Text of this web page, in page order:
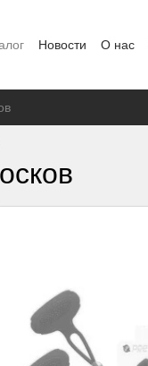
Новости О нас